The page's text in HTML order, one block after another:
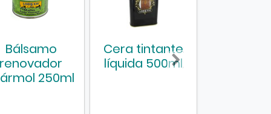
Bálsamo
renovador
250ml
Cera tintante
líquida 500ml